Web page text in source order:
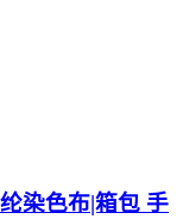
染色布|箱包 手